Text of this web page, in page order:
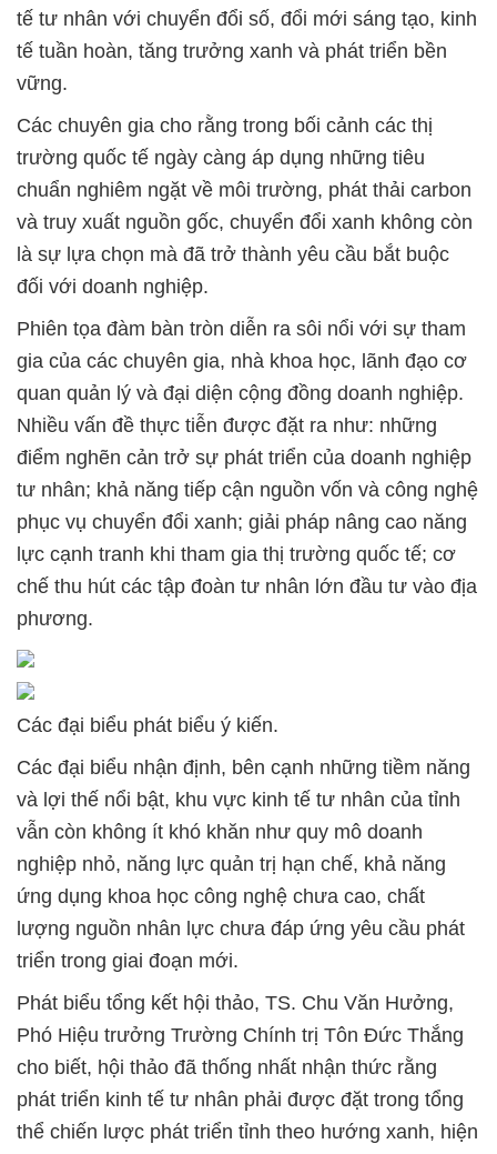
tế tư nhân với chuyển đổi số, đổi mới sáng tạo, kinh
tế tuần hoàn, tăng trưởng xanh và phát triển bền
vững.
Các chuyên gia cho rằng trong bối cảnh các thị
trường quốc tế ngày càng áp dụng những tiêu
chuẩn nghiêm ngặt về môi trường, phát thải carbon
và truy xuất nguồn gốc, chuyển đổi xanh không còn
là sự lựa chọn mà đã trở thành yêu cầu bắt buộc
đối với doanh nghiệp.
Phiên tọa đàm bàn tròn diễn ra sôi nổi với sự tham
gia của các chuyên gia, nhà khoa học, lãnh đạo cơ
quan quản lý và đại diện cộng đồng doanh nghiệp.
Nhiều vấn đề thực tiễn được đặt ra như: những
điểm nghẽn cản trở sự phát triển của doanh nghiệp
tư nhân; khả năng tiếp cận nguồn vốn và công nghệ
phục vụ chuyển đổi xanh; giải pháp nâng cao năng
lực cạnh tranh khi tham gia thị trường quốc tế; cơ
chế thu hút các tập đoàn tư nhân lớn đầu tư vào địa
phương.
Các đại biểu phát biểu ý kiến.
Các đại biểu nhận định, bên cạnh những tiềm năng
và lợi thế nổi bật, khu vực kinh tế tư nhân của tỉnh
vẫn còn không ít khó khăn như quy mô doanh
nghiệp nhỏ, năng lực quản trị hạn chế, khả năng
ứng dụng khoa học công nghệ chưa cao, chất
lượng nguồn nhân lực chưa đáp ứng yêu cầu phát
triển trong giai đoạn mới.
Phát biểu tổng kết hội thảo, TS. Chu Văn Hưởng,
Phó Hiệu trưởng Trường Chính trị Tôn Đức Thắng
cho biết, hội thảo đã thống nhất nhận thức rằng
phát triển kinh tế tư nhân phải được đặt trong tổng
thể chiến lược phát triển tỉnh theo hướng xanh, hiện